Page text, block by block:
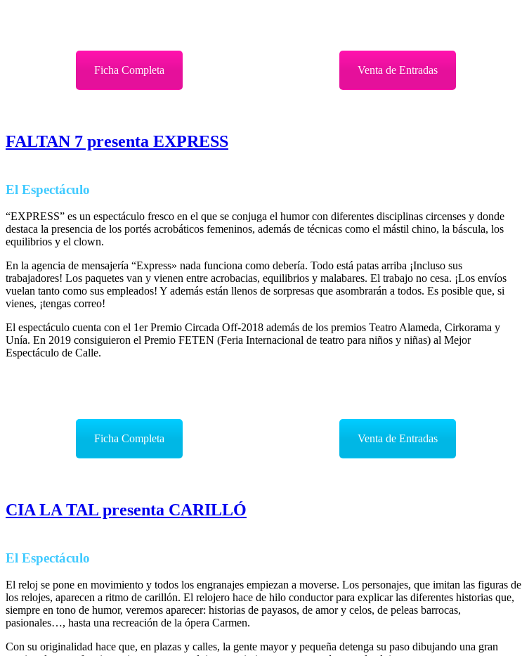
Ficha Completa Venta de Entradas
FALTAN 7 presenta EXPRESS
El Espectáculo
“EXPRESS” es un espectáculo fresco en el que se conjuga el humor con diferentes disciplinas circenses y donde
destaca la presencia de los portés acrobáticos femeninos, además de técnicas como el mástil chino, la báscula, los
equilibrios y el clown.
En la agencia de mensajería “Express» nada funciona como debería. Todo está patas arriba ¡Incluso sus
trabajadores! Los paquetes van y vienen entre acrobacias, equilibrios y malabares. El trabajo no cesa. ¡Los envíos
vuelan tanto como sus empleados! Y además están llenos de sorpresas que asombrarán a todos. Es posible que, si
vienes, ¡tengas correo!
El espectáculo cuenta con el 1er Premio Circada Off-2018 además de los premios Teatro Alameda, Cirkorama y
Unía. En 2019 consiguieron el Premio FETEN (Feria Internacional de teatro para niños y niñas) al Mejor
Espectáculo de Calle.
Ficha Completa Venta de Entradas
CIA LA TAL presenta CARILLÓ
El Espectáculo
El reloj se pone en movimiento y todos los engranajes empiezan a moverse. Los personajes, que imitan las figuras de
los relojes, aparecen a ritmo de carillón. El relojero hace de hilo conductor para explicar las diferentes historias que,
siempre en tono de humor, veremos aparecer: historias de payasos, de amor y celos, de peleas barrocas,
pasionales…, hasta una recreación de la ópera Carmen.
Con su originalidad hace que, en plazas y calles, la gente mayor y pequeña detenga su paso dibujando una gran